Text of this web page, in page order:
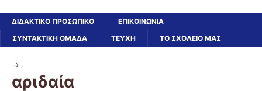
ΔΙΔΑΚΤΙΚΟ ΠΡΟΣΩΠΙΚΟ
ΕΠΙΚΟΙΝΩΝΙΑ
ΣΥΝΤΑΚΤΙΚΗ ΟΜΑΔΑ
ΤΕΥΧΗ ΤΟ ΣΧΟΛΕΙΟ ΜΑΣ
->
αριδαία